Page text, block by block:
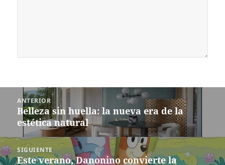
Navegación
entradas
ANTERIOR
Entrada
anterior:
Belleza sin huella: la nueva era de la
estética natural
SIGUIENTE
Siguiente
Este verano, Danonino convierte la